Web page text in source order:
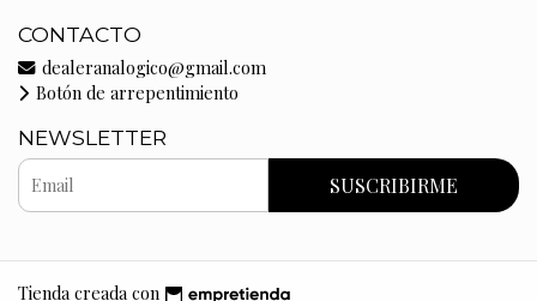
CONTACTO
dealeranalogico@gmail.com
Botón de arrepentimiento
NEWSLETTER
SUSCRIBIRME
Tienda creada con